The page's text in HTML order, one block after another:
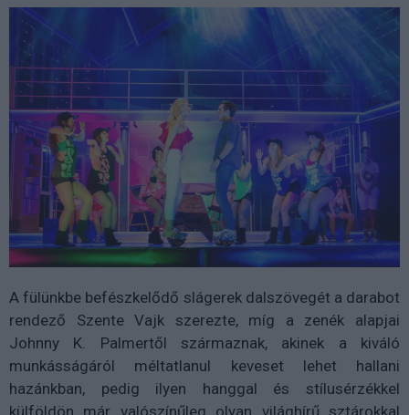
A fülünkbe befészkelődő slágerek dalszövegét a darabot
rendező Szente Vajk szerezte, míg a zenék alapjai
Johnny K. Palmertől származnak, akinek a kiváló
munkásságáról méltatlanul keveset lehet hallani
hazánkban, pedig ilyen hanggal és stílusérzékkel
külföldön már valószínűleg olyan világhírű sztárokkal